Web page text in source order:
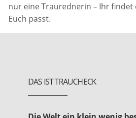
nur eine Traurednerin – Ihr findet
Euch passt.
DAS IST TRAUCHECK